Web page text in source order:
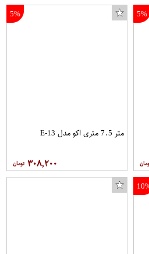
5%
5%
متر 7.5 متری اکو مدل E-13
۳۰۸,۲۰۰